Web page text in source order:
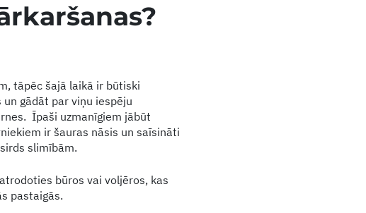
tāpēc šajā laikā ir būtiski
gādāt par viņu iespēju
Īpaši uzmanīgiem jābūt
ir šauras nāsis un saīsināti
slimībām.
būros vai voljēros, kas
pastaigās.